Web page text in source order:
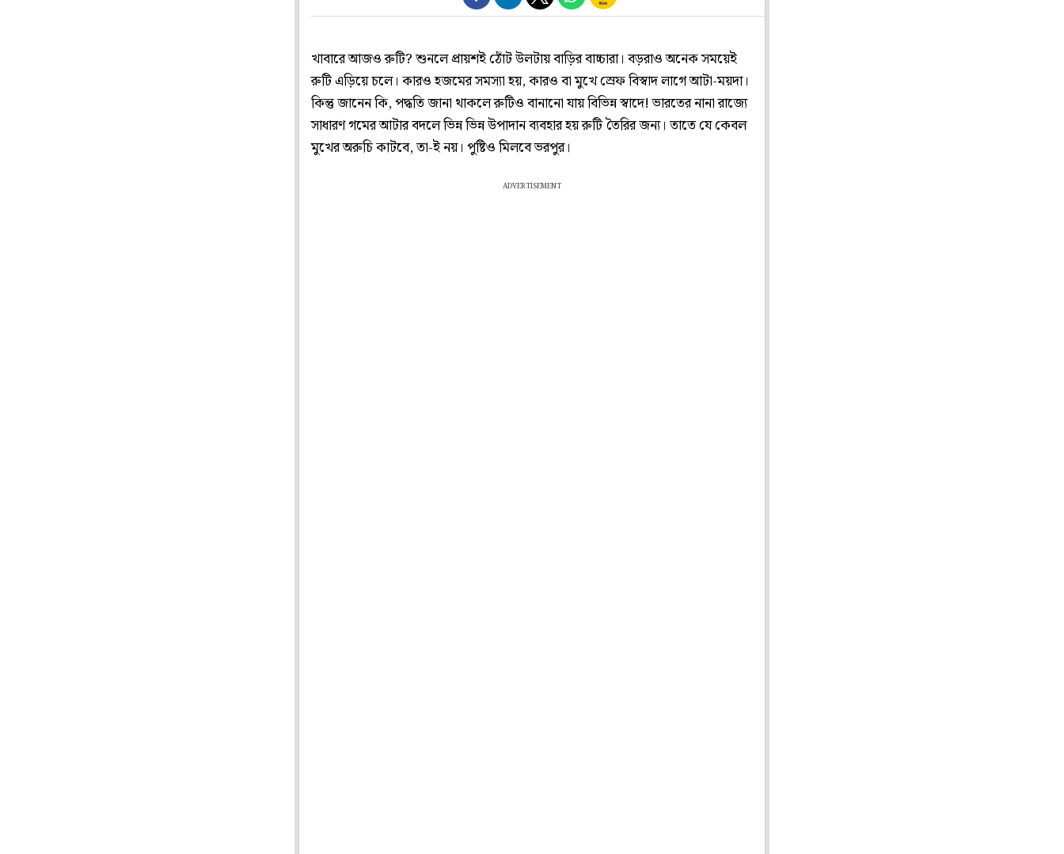
খাবারে আজও রুটি? শুনলে প্রায়শই ঠোঁট উলটায় বাড়ির বাচ্চারা। বড়রাও অনেক সময়েই
রুটি এড়িয়ে চলে। কারও হজমের সমস্যা হয়, কারও বা মুখে স্রেফ বিস্বাদ লাগে আটা-ময়দা।
কিন্তু জানেন কি, পদ্ধতি জানা থাকলে রুটিও বানানো যায় বিভিন্ন স্বাদে! ভারতের নানা রাজ্যে
সাধারণ গমের আটার বদলে ভিন্ন ভিন্ন উপাদান ব্যবহার হয় রুটি তৈরির জন্য। তাতে যে কেবল
মুখের অরুচি কাটবে, তা-ই নয়। পুষ্টিও মিলবে ভরপুর।
ADVERTISEMENT